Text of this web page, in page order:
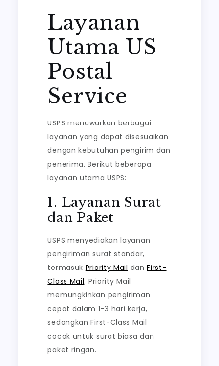
Layanan
Utama US
Postal
Service
USPS menawarkan berbagai
layanan yang dapat disesuaikan
dengan kebutuhan pengirim dan
penerima. Berikut beberapa
layanan utama USPS:
1. Layanan Surat
dan Paket
USPS menyediakan layanan
pengiriman surat standar,
termasuk Priority Mail danFirst-
Class Mail. Priority Mail
memungkinkan pengiriman
cepat dalam 1-3 hari kerja,
sedangkan First-Class Mail
cocok untuk surat biasa dan
paket ringan.